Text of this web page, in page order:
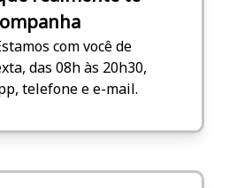
com você de
das 08h às 20h30,
telefone e e-mail.